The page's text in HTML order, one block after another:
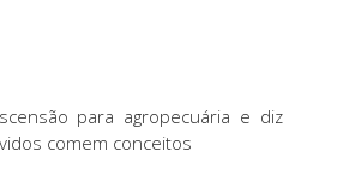
para agropecuária e diz
comem conceitos